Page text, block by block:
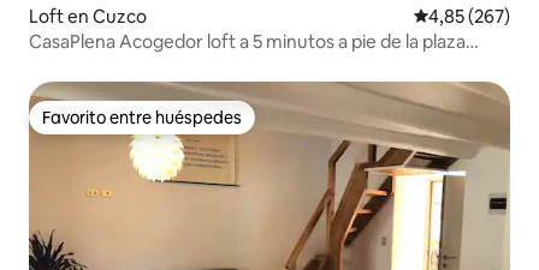
Loft en Cuzco Calificación
4,85 (267)
CasaPlena Acogedor loft a 5 minutos a pie de la plaza
Favorito entre huéspedes
Favorito entre huéspedes